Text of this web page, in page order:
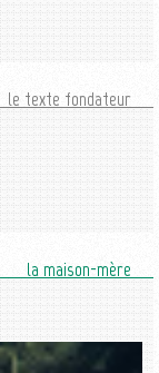
le texte fondateur
la maison-mère